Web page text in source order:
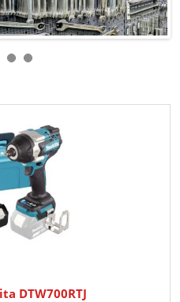
DTW700RTJ